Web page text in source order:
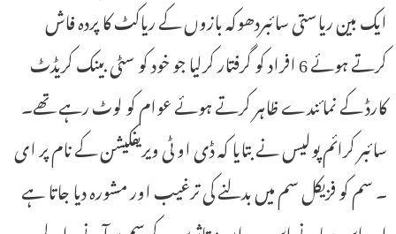
ایک بین ریاستی سائبردھوکہ بازوں کے ریاکٹ کا پردہ فاش
کرتے ہوئے 6 افراد کو گرفتار کرلیا جو خود کو سٹی بینک کریڈٹ
کارڈ کے نمائندے ظاہر کرتے ہوئے عوام کو لوٹ رہے تھے۔
سائبر کرائم پولیس نے بتایا کہ ڈی او ٹی ویریفکیشن کے نام پر ای
۔ سم کو فزیکل سم میں بدلنے کی ترغیب اور مشورہ دیا جاتا ہے